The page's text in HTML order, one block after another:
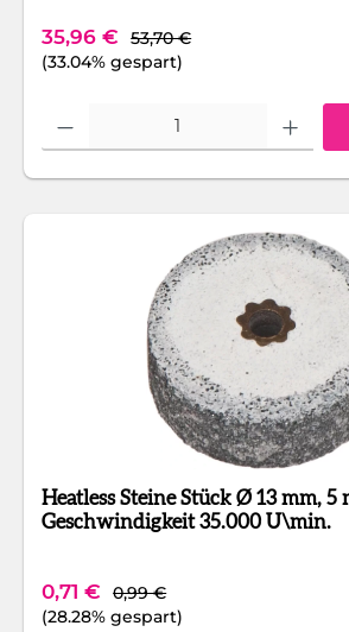
Verkaufspreis:
35,96 € Regulärer Preis:
53,70 €
(33.04% gespart)
Produkt Anzahl: Gib den gewünschten Wert
Heatless Steine Stück Ø 13 mm, 5 mm, max.
Geschwindigkeit 35.000 U\min.
Verkaufspreis:
0,71 € Regulärer Preis:
0,99 €
(28.28% gespart)